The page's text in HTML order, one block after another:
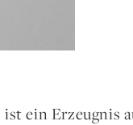
ein Erzeugnis